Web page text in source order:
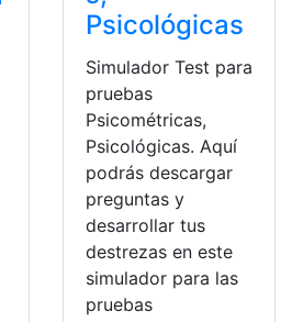
Psicológicas
Simulador Test para
pruebas
Psicométricas,
Psicológicas. Aquí
podrás descargar
preguntas y
desarrollar tus
destrezas en este
simulador para las
pruebas